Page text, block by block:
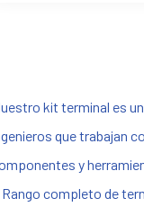
kit terminal es
que trabajan
y
Rango completo de